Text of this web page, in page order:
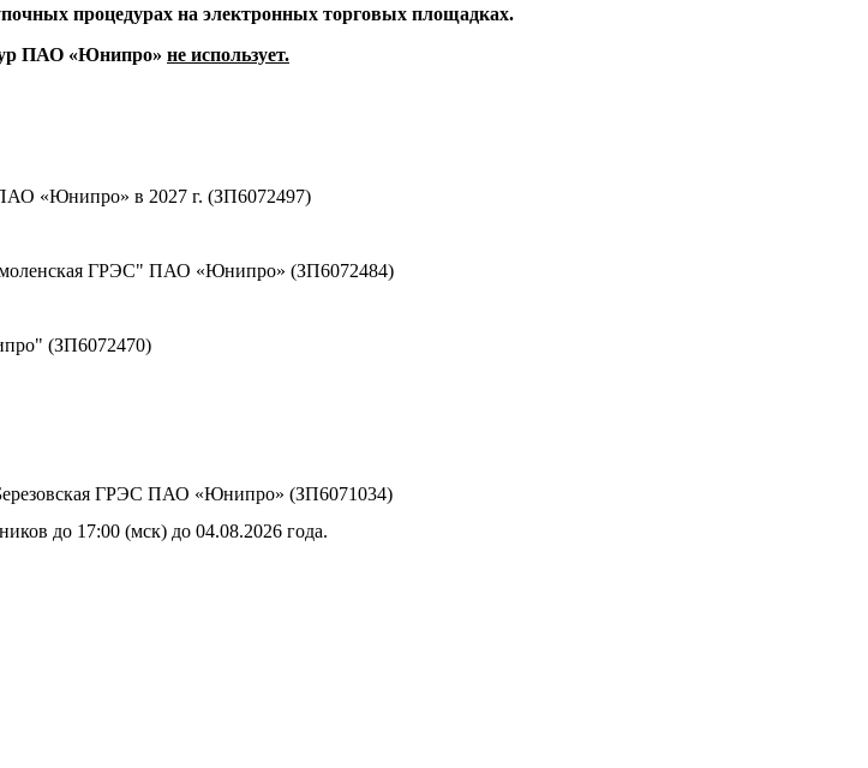
процедурах на электронных торговых площадках.
ПАО «Юнипро» не использует.
«Юнипро» в 2027 г. (ЗП6072497)
ГРЭС" ПАО «Юнипро» (ЗП6072484)
(ЗП6072470)
ГРЭС ПАО «Юнипро» (ЗП6071034)
до 17:00 (мск) до 04.08.2026 года.